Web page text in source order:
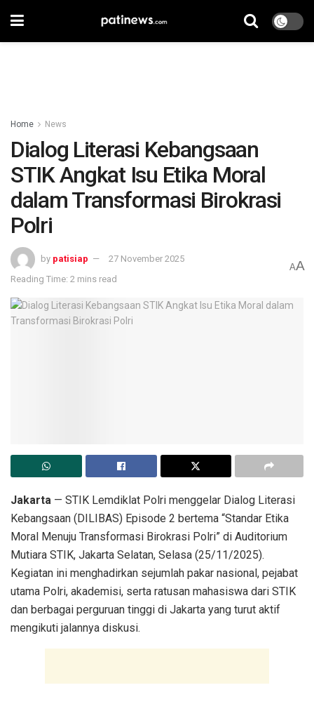
Home News
Dialog Literasi Kebangsaan
STIK Angkat Isu Etika Moral
dalam Transformasi Birokrasi
Polri
by patisiap
27 November 2025
Reading Time: 2 mins read
AA
Jakarta — STIK Lemdiklat Polri menggelar Dialog Literasi
Kebangsaan (DILIBAS) Episode 2 bertema “Standar Etika
Moral Menuju Transformasi Birokrasi Polri” di Auditorium
Mutiara STIK, Jakarta Selatan, Selasa (25/11/2025).
Kegiatan ini menghadirkan sejumlah pakar nasional, pejabat
utama Polri, akademisi, serta ratusan mahasiswa dari STIK
dan berbagai perguruan tinggi di Jakarta yang turut aktif
mengikuti jalannya diskusi.